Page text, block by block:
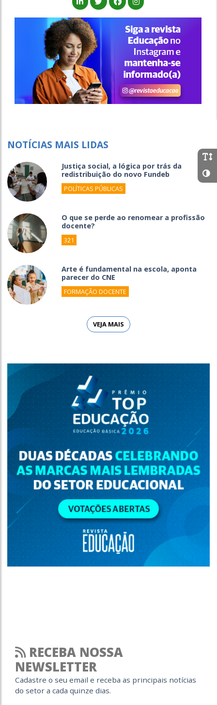
NOTÍCIAS MAIS LIDAS
Justiça social, a lógica por trás da
redistribuição do novo Fundeb
POLÍTICAS PÚBLICAS
O que se perde ao renomear a profissão
docente?
321
Arte é fundamental na escola, aponta
parecer do CNE
FORMAÇÃO DOCENTE
VEJA MAIS
RECEBA NOSSA
NEWSLETTER
Cadastre o seu email e receba as principais notícias
do setor a cada quinze dias.